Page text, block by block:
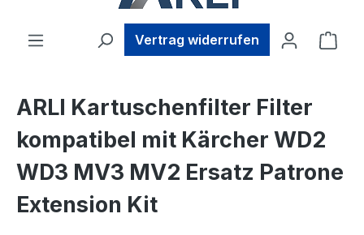
Vertrag widerrufen
ARLI Kartuschenfilter Filter
kompatibel mit Kärcher WD2
WD3 MV3 MV2 Ersatz Patrone
Extension Kit